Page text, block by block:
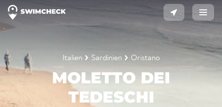
Italien Sardinien Oristano
MOLETTO DEI
TEDESCHI